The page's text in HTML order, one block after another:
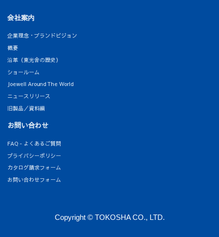
会社案内
企業理念・ブランドビジョン
概要
沿革（東光舎の歴史）
ショールーム
Joewell Around The World
ニュースリリース
旧製品／資料編
お問い合わせ
FAQ - よくあるご質問
プライバシーポリシー
カタログ請求フォーム
お問い合わせフォーム
Copyright © TOKOSHA CO., LTD.